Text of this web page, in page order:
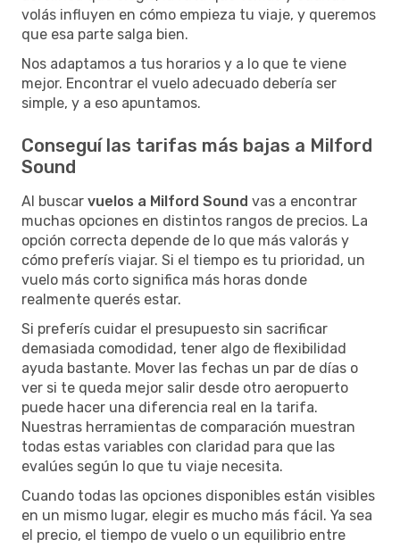
volás influyen en cómo empieza tu viaje, y queremos
que esa parte salga bien.
Nos adaptamos a tus horarios y a lo que te viene
mejor. Encontrar el vuelo adecuado debería ser
simple, y a eso apuntamos.
Conseguí las tarifas más bajas a Milford
Sound
Al buscar vuelos a Milford Sound vas a encontrar
muchas opciones en distintos rangos de precios. La
opción correcta depende de lo que más valorás y
cómo preferís viajar. Si el tiempo es tu prioridad, un
vuelo más corto significa más horas donde
realmente querés estar.
Si preferís cuidar el presupuesto sin sacrificar
demasiada comodidad, tener algo de flexibilidad
ayuda bastante. Mover las fechas un par de días o
ver si te queda mejor salir desde otro aeropuerto
puede hacer una diferencia real en la tarifa.
Nuestras herramientas de comparación muestran
todas estas variables con claridad para que las
evalúes según lo que tu viaje necesita.
Cuando todas las opciones disponibles están visibles
en un mismo lugar, elegir es mucho más fácil. Ya sea
el precio, el tiempo de vuelo o un equilibrio entre